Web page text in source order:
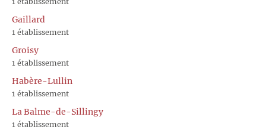
Gaillard
1 établissement
Groisy
1 établissement
Habère-Lullin
1 établissement
La Balme-de-Sillingy
1 établissement